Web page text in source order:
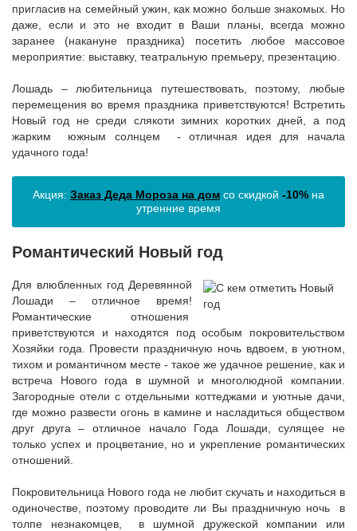
пригласив на семейный ужин, как можно больше знакомых. Но
даже, если и это не входит в Ваши планы, всегда можно
заранее (накануне праздника) посетить любое массовое
мероприятие: выставку, театральную премьеру, презентацию.
Лошадь – любительница путешествовать, поэтому, любые
перемещения во время праздника приветствуются! Встретить
Новый год не среди слякоти зимних коротких дней, а под
жарким южным солнцем - отличная идея для начала
удачного года!
Акция: Заказ Деда Мороза на дом со скидкой -10% на
утренние время
Романтический Новый год
Для влюбленных год Деревянной
Лошади – отличное время!
Романтические отношения
приветствуются и находятся под особым покровительством
Хозяйки года. Провести праздничную ночь вдвоем, в уютном,
тихом и романтичном месте - такое же удачное решение, как и
встреча Нового года в шумной и многолюдной компании.
Загородные отели с отдельными коттеджами и уютные дачи,
где можно развести огонь в камине и насладиться обществом
друг друга – отличное начало Года Лошади, сулящее не
только успех и процветание, но и укрепление романтических
отношений.
Покровительница Нового года не любит скучать и находиться в
одиночестве, поэтому проводите ли Вы праздничную ночь в
толпе незнакомцев, в шумной дружеской компании или